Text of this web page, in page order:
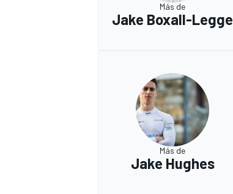
Más de
Jake Boxall-Legge
Más de
Jake Hughes